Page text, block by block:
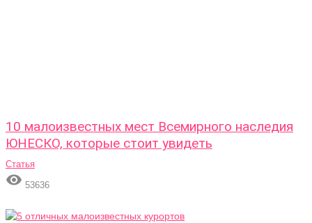
10 малоизвестных мест Всемирного наследия
ЮНЕСКО, которые стоит увидеть
Статья
 53636